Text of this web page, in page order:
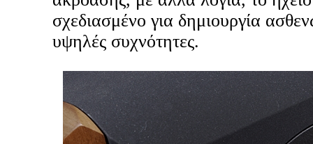
σχεδιασμένο για δημιουργία
υψηλές συχνότητες.